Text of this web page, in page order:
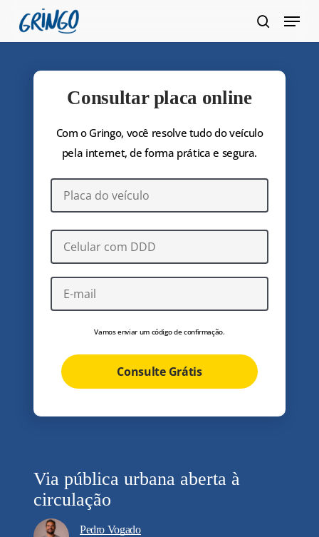
Pular
para
conteúdo
Menu
Consultar placa online
Com o Gringo, você resolve tudo do veículo
pela internet, de forma prática e segura.
Vamos enviar um código de confirmação.
Consulte Grátis
Via pública urbana aberta à
circulação
Pedro Vogado